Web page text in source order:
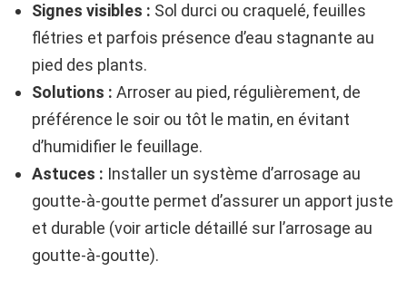
Signes visibles : Sol durci ou craquelé, feuilles
flétries et parfois présence d’eau stagnante au
pied des plants.
Solutions : Arroser au pied, régulièrement, de
préférence le soir ou tôt le matin, en évitant
d’humidifier le feuillage.
Astuces : Installer un système d’arrosage au
goutte-à-goutte permet d’assurer un apport juste
et durable (voir article détaillé sur l’arrosage au
goutte-à-goutte).